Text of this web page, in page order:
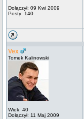
Dołączył: 09 Kwi 2009
Posty: 140
Vex
Tomek Kalinowski
Wiek: 40
Dołączył: 11 Maj 2009